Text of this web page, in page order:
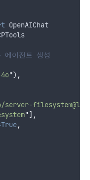
OpenAIChat
에이전트 생성
"),
server-
"],
,